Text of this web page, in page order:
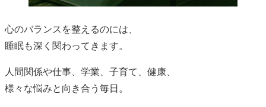
心のバランスを整えるのには、
睡眠も深く関わってきます。
人間関係や仕事、学業、子育て、健康、
様々な悩みと向き合う毎日。